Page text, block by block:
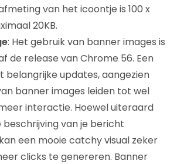
van het icoontje is 100 x
20KB.
: Het gebruik van banner images is
de release van Chrome 56. Een
belangrijke updates, aangezien
banner images leiden tot wel
interactie. Hoewel uiteraard
van je bericht
een mooie catchy visual zeker
clicks te genereren. Banner